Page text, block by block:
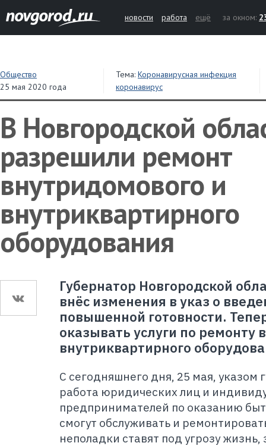
новости работа ещё за окном:
Общество
25 мая 2020 года
Тема: Коронавирусная инфекция
коронавирус
В Новгородской
разрешили ремонт
внутридомового и
внутриквартирного
оборудования
Губернатор Новгородской
внёс изменения в указ о
повышенной готовности.
оказывать услуги по ремонту
внутриквартирного
С сегодняшнего дня, 25 мая, указом
работа юридических лиц и
предпринимателей по оказанию
смогут обслуживать и
неполадки ставят под угрозу